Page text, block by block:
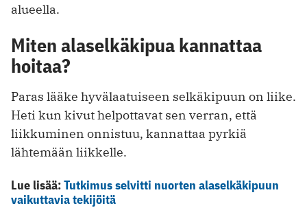
alueella.
Miten alaselkäkipua kannattaa
hoitaa?
Paras lääke hyvälaatuiseen selkäkipuun on liike.
Heti kun kivut helpottavat sen verran, että
liikkuminen onnistuu, kannattaa pyrkiä
lähtemään liikkelle.
Lue lisää:Tutkimus selvitti nuorten alaselkäkipuun
vaikuttavia tekijöitä